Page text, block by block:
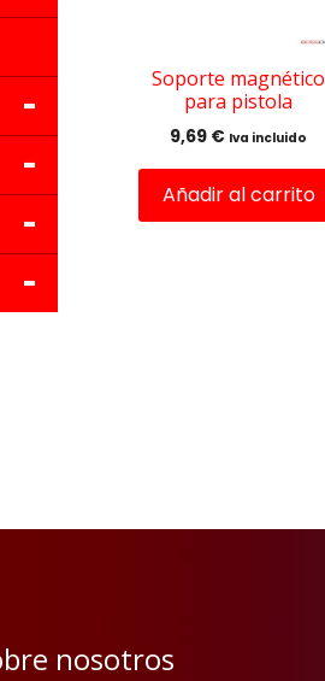
Soporte magnético
para pistola
9,69 € Iva incluido
Añadir al carrito
-
-
-
-
nosotros